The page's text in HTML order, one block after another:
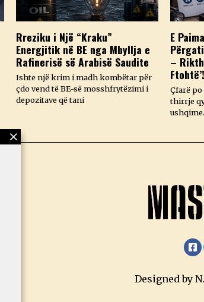
Rreziku i Një “Kraku”
Energjitik në BE nga Mbyllja e
Rafinerisë së Arabisë Saudite
Ishte një krim i madh kombëtar për
çdo vend të BE-së mosshfrytëzimi i
depozitave që tani
E
–
Ftohtë’!
Çfarë
thirrje
Designed by